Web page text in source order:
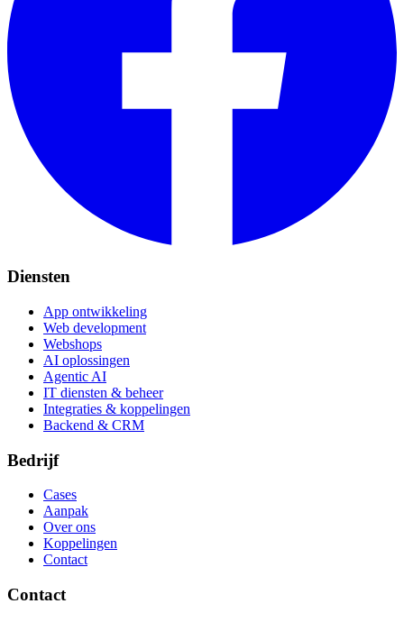
Diensten
App ontwikkeling
Web development
Webshops
AI oplossingen
Agentic AI
IT diensten & beheer
Integraties & koppelingen
Backend & CRM
Bedrijf
Cases
Aanpak
Over ons
Koppelingen
Contact
Contact